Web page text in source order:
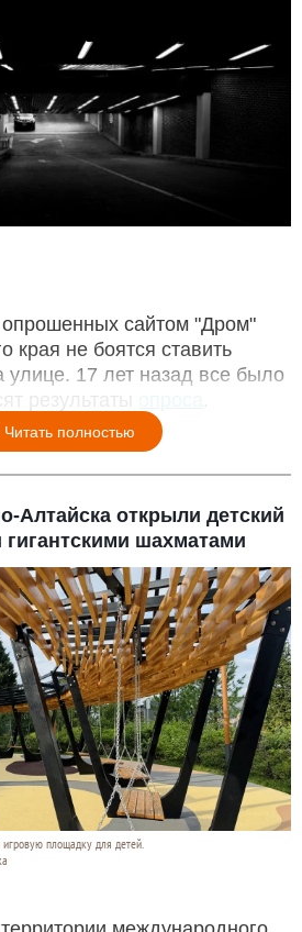
сайтом "Дром"
края не боятся ставить
17 лет назад все было
результаты
Читать полностью
Алтайска открыли детский
гигантскими шахматами
площадку для детей.